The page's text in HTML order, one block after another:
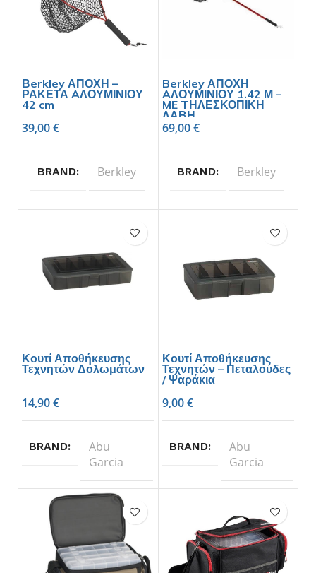
Βerkley ΑΠΟΧΗ –
ΡΑΚΕΤΑ AΛΟΥΜΙΝΙΟΥ
42 cm
39,00€
BRAND Berkley
Berkley ΑΠΟΧΗ
AΛΟΥΜΙΝΙΟΥ 1.42 Μ –
ME TΗΛΕΣΚΟΠΙΚΗ
ΛΑΒΗ
69,00€
BRAND Berkley
Κουτί Αποθήκευσης
Τεχνητών Δολωμάτων
14,90€
BRAND
Abu
Garcia
Κουτί Αποθήκευσης
Τεχνητών – Πεταλούδες
/ Ψαράκια
9,00€
BRAND
Abu
Garcia